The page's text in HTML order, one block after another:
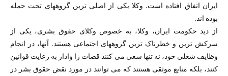
ایران اتفاق افتاده است. وکلا یکی از اصلی ترین گروههای تحت حمله
بوده اند.
از دید حکومت ایران، وکلا، به خصوص وکلای حقوق بشری، یکی از
سرکش ترین و خطرناک ترین گروههای اجتماعی هستند. آنها، در انجام
وظایف شغلی خود، نه تنها سعی می کنند قضات را وادار به رعایت قوانین
کنند، بلکه منابع موثقی هستند که می توانند در مورد نقض حقوق بشر در